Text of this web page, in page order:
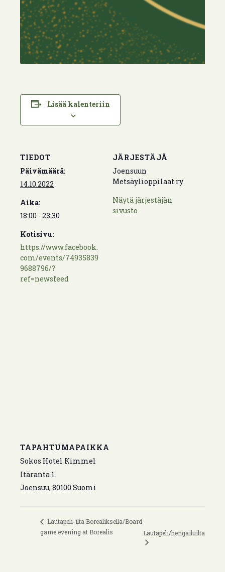
Lisää kalenteriin
TIEDOT
Päivämäärä:
14.10.2022
Aika:
18:00 - 23:30
Kotisivu:
https://www.facebook.
com/events/74935839
9688796/?
ref=newsfeed
JÄRJESTÄJÄ
Joensuun
Metsäylioppilaat ry
Näytä järjestäjän
sivusto
TAPAHTUMAPAIKKA
Sokos Hotel Kimmel
Itäranta 1
Joensuu, 80100 Suomi
Lautapeli-ilta Borealiksella/Board
game evening at Borealis
Lautapeli/hengailuilta